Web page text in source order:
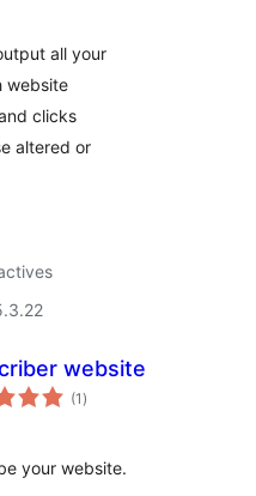
all your
website
clicks
altered or
website
(1 puntuacions
totals
)
your website.